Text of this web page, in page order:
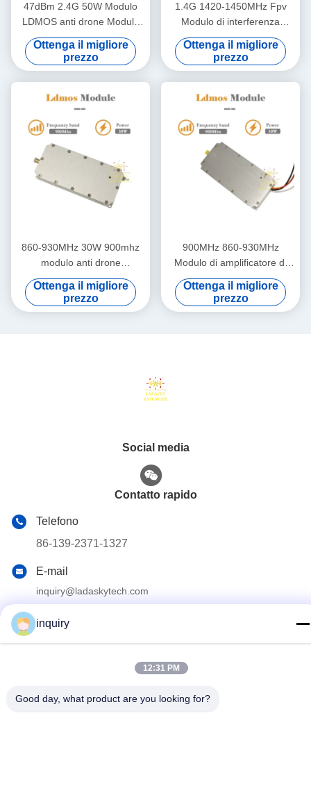
47dBm 2.4G 50W Modulo
LDMOS anti drone Modulo
amplificatore di potenza anti
Fpv
Ottenga il migliore
prezzo
1.4G 1420-1450MHz Fpv
Modulo di interferenza
LDMOS 30W Modulo
contatore drone 24-28V
Ottenga il migliore
prezzo
860-930MHz 30W 900mhz
modulo anti drone
amplificatore di potenza
modulo RF modulo drone
contatore modulo LDMOS,
Ottenga il migliore
prezzo
900MHz 860-930MHz
Modulo di amplificatore di
potenza RF portatile da 50W
per modulo anti-UAV
LDMOS drone jammer
Ottenga il migliore
prezzo
Social media
Contatto rapido
Telefono
86-139-2371-1327
E-mail
inquiry@ladaskytech.com
Baolong Street, distretto di Longgang, Shenzhen
inquiry
12:31 PM
Good day, what product are you looking for?